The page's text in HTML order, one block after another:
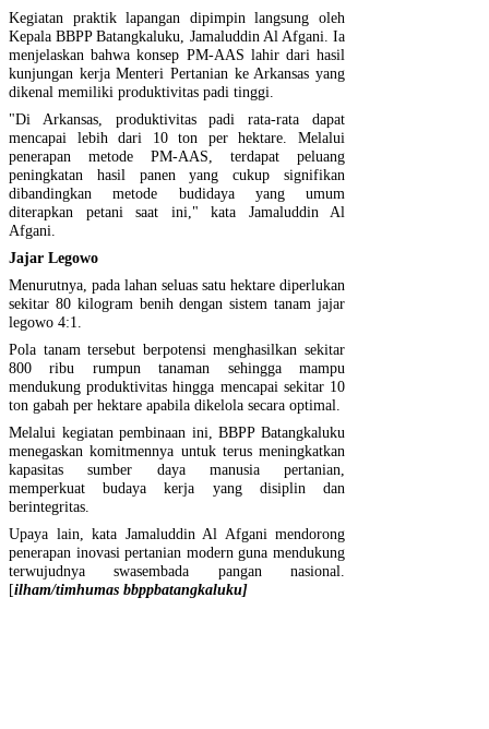
Kegiatan praktik lapangan dipimpin langsung oleh
Kepala BBPP Batangkaluku, Jamaluddin Al Afgani. Ia
menjelaskan bahwa konsep PM-AAS lahir dari hasil
kunjungan kerja Menteri Pertanian ke Arkansas yang
dikenal memiliki produktivitas padi tinggi.
"Di Arkansas, produktivitas padi rata-rata dapat
mencapai lebih dari 10 ton per hektare. Melalui
penerapan metode PM-AAS, terdapat peluang
peningkatan hasil panen yang cukup signifikan
dibandingkan metode budidaya yang umum
diterapkan petani saat ini," kata Jamaluddin Al
Afgani.
Jajar Legowo
Menurutnya, pada lahan seluas satu hektare diperlukan
sekitar 80 kilogram benih dengan sistem tanam jajar
legowo 4:1.
Pola tanam tersebut berpotensi menghasilkan sekitar
800 ribu rumpun tanaman sehingga mampu
mendukung produktivitas hingga mencapai sekitar 10
ton gabah per hektare apabila dikelola secara optimal.
Melalui kegiatan pembinaan ini, BBPP Batangkaluku
menegaskan komitmennya untuk terus meningkatkan
kapasitas sumber daya manusia pertanian,
memperkuat budaya kerja yang disiplin dan
berintegritas.
Upaya lain, kata Jamaluddin Al Afgani mendorong
penerapan inovasi pertanian modern guna mendukung
terwujudnya swasembada pangan nasional.
[ilham/timhumas bbppbatangkaluku]